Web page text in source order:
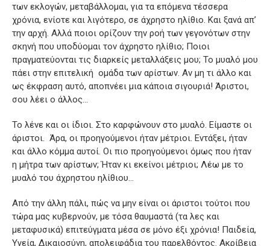
των εκλογών, μεταβάλλομαι, για τα επόμενα τέσσερα
χρόνια, ενίοτε και λιγότερο, σε άχρηστο ηλίθιο. Και ξανά απ’
την αρχή. Αλλά ποιοι ορίζουν την ροή των γεγονότων στην
σκηνή που υποδύομαι τον άχρηστο ηλίθιο; Ποιοι
πραγματεύονται τις διαρκείς μεταλλάξεις μου; Το μυαλό μου
πάει στην επιτελική ομάδα των αρίστων. Αν μη τι άλλο και
ως έκφραση αυτό, αποπνέει μια κάποια σιγουριά! Άριστοι,
σου λέει ο άλλος…
Το λένε και οι ίδιοι. Στο καρφώνουν στο μυαλό. Είμαστε οι
άριστοι. Άρα, οι προηγούμενοι ήταν μέτριοι. Εντάξει, ήταν
και άλλο κόμμα αυτοί. Οι πιο προηγούμενοι όμως που ήταν
η μήτρα των αρίστων; Ήταν κι εκείνοι μέτριοι; Λέω με το
μυαλό του άχρηστου ηλίθιου…
Από την άλλη πάλι, πώς να μην είναι οι άριστοι τούτοι που
τώρα μας κυβερνούν, με τόσα θαυμαστά (τα λες και
μεταφυσικά) επιτεύγματα μέσα σε μόνο έξι χρόνια! Παιδεία,
Υγεία, Δικαιοσύνη, απολειφάδια του παρελθόντος. Ακρίβεια